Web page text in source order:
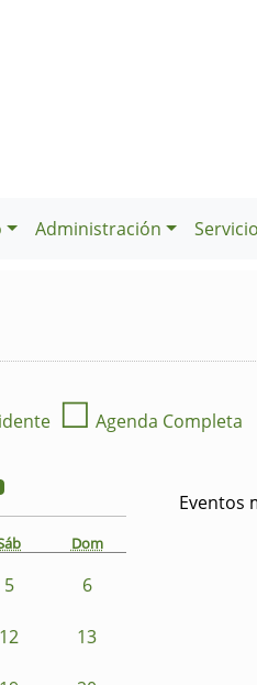
Administración
☐ Agenda Completa
Dom
5 6
12 13
Eventos